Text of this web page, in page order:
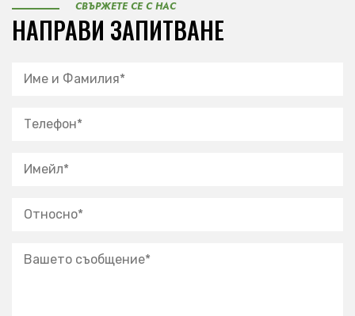
СВЪРЖЕТЕ СЕ С НАС
НАПРАВИ ЗАПИТВАНЕ